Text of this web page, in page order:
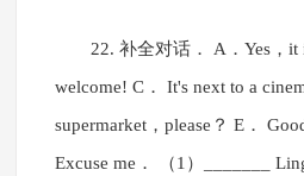
22. 补全对话． A．Yes，it
welcome! C． It's next to a
supermarket，please？ E．
Excuse me． （1）_______